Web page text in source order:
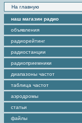
На главную
наш магазин радио
объявления
радиорейтинг
радиостанции
радиоприемники
диапазоны частот
таблица частот
аэродромы
статьи
файлы